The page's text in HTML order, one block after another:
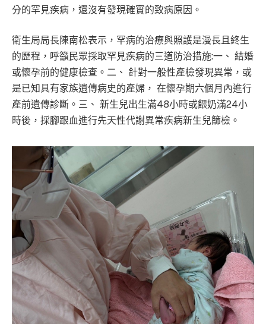
分的罕見疾病，還沒有發現確實的致病原因。
衛生局局長陳南松表示，罕病的治療與照護是漫長且終生
的歷程，呼籲民眾採取罕見疾病的三道防治措施:一、 結婚
或懷孕前的健康檢查。二、 針對一般性產檢發現異常，或
是已知具有家族遺傳病史的產婦， 在懷孕期六個月內進行
產前遺傳診斷。三、 新生兒出生滿48小時或餵奶滿24小
時後，採腳跟血進行先天性代謝異常疾病新生兒篩檢。